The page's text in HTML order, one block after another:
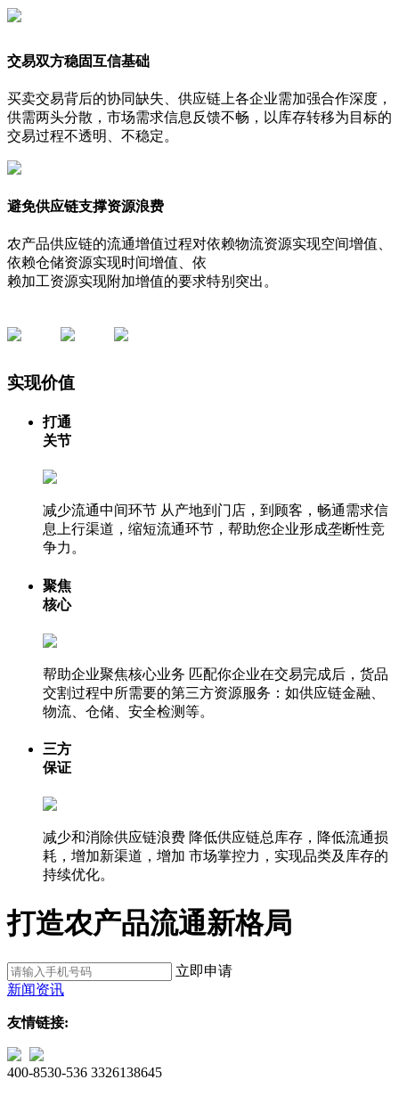
交易双方稳固互信基础
买卖交易背后的协同缺失、供应链上各企业需加强合作深度，
供需两头分散，市场需求信息反馈不畅，以库存转移为目标的
交易过程不透明、不稳定。
避免供应链支撑资源浪费
农产品供应链的流通增值过程对依赖物流资源实现空间增值、
依赖仓储资源实现时间增值、依
赖加工资源实现附加增值的要求特别突出。
实现价值
打通
关节
减少流通中间环节 从产地到门店，到顾客，畅通需求信
息上行渠道，缩短流通环节，帮助您企业形成垄断性竞
争力。
聚焦
核心
帮助企业聚焦核心业务 匹配你企业在交易完成后，货品
交割过程中所需要的第三方资源服务：如供应链金融、
物流、仓储、安全检测等。
三方
保证
减少和消除供应链浪费 降低供应链总库存，降低流通损
耗，增加新渠道，增加 市场掌控力，实现品类及库存的
持续优化。
打造农产品流通新格局
立即申请
新闻资讯
友情链接:
400-8530-536 3326138645